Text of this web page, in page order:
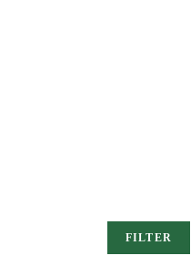
FILTER